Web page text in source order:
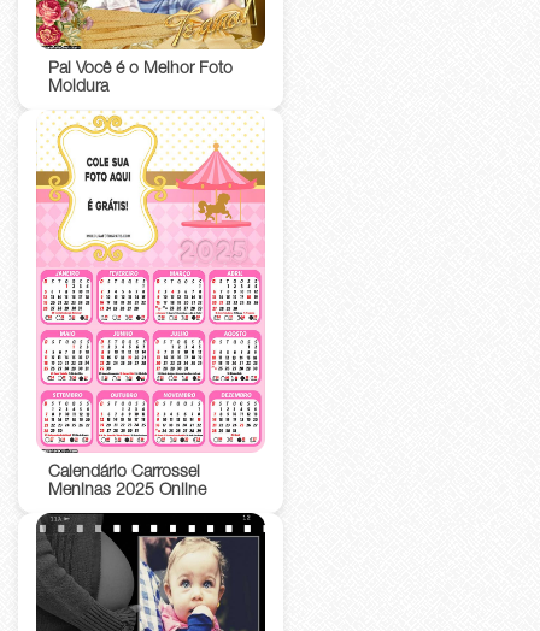
Pai Você é o Melhor Foto
Moldura
Calendário Carrossel
Meninas 2025 Online